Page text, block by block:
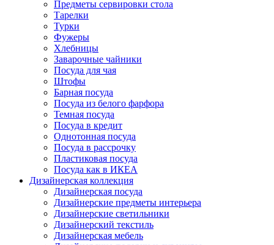
Предметы сервировки стола
Тарелки
Турки
Фужеры
Хлебницы
Заварочные чайники
Посуда для чая
Штофы
Барная посуда
Посуда из белого фарфора
Темная посуда
Посуда в кредит
Однотонная посуда
Посуда в рассрочку
Пластиковая посуда
Посуда как в ИКЕА
Дизайнерская коллекция
Дизайнерская посуда
Дизайнерские предметы интерьера
Дизайнерские светильники
Дизайнерский текстиль
Дизайнерская мебель